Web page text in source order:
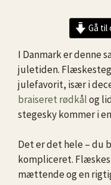
Gå til
I Danmark er denne
juletiden.
julefavorit, især i
braiseret rødkålog
stegesky kommer i
Det er det hele – du
kompliceret.
mættende og en